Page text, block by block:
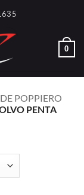
0
POPPIERO
PENTA